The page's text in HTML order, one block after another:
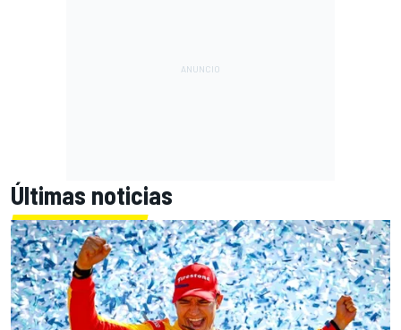
Últimas noticias